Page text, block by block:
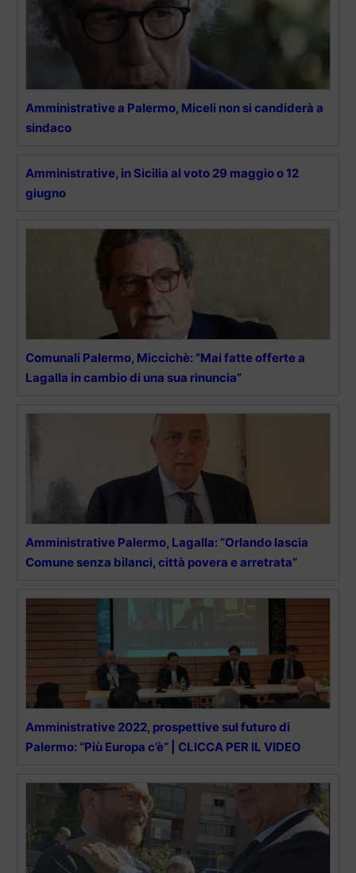
Amministrative a Palermo, Miceli non si candiderà a
sindaco
Amministrative, in Sicilia al voto 29 maggio o 12
giugno
Comunali Palermo, Miccichè: “Mai fatte offerte a
Lagalla in cambio di una sua rinuncia”
Amministrative Palermo, Lagalla: “Orlando lascia
Comune senza bilanci, città povera e arretrata”
Amministrative 2022, prospettive sul futuro di
Palermo: “Più Europa c’è” | CLICCA PER IL VIDEO